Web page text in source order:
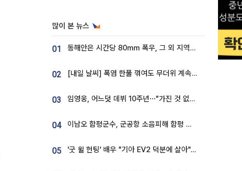
많이 본 뉴스
01 동해안은 시간당 80㎜ 폭우, 그 외 지역은 폭염…‘극과 극 날씨’
02 [내일 날씨] 폭염 한풀 꺾여도 무더위 계속⋯동해안 이틀 연속 비
03 임영웅, 어느덧 데뷔 10주년⋯"가진 것 없던 시절, 내 앞엔 20명의 팬뿐"
04 이남오 함평군수, 군공항 소음피해 함평 보상 요구
05 '굿 윌 헌팅' 배우 "기아 EV2 덕분에 살아"…교통사고 후 안전성 극찬